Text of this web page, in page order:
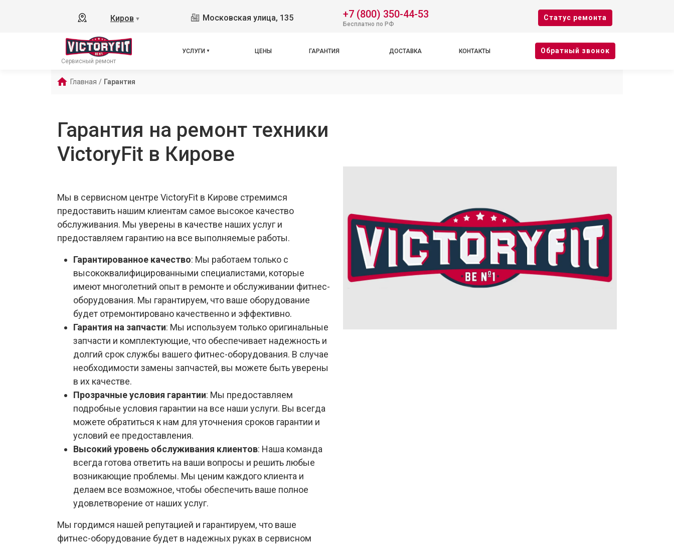
Киров ▼ Московская улица, 135 +7 (800) 350-44-53
Бесплатно по РФ
Cтатус ремонта
Сервисный ремонт
УСЛУГИ ЦЕНЫ ГАРАНТИЯ ДОСТАВКА КОНТАКТЫ Oбратный звонок
Главная / Гарантия
Гарантия на ремонт техники
VictoryFit в Кирове
Мы в сервисном центре VictoryFit в Кирове стремимся
предоставить нашим клиентам самое высокое качество
обслуживания. Мы уверены в качестве наших услуг и
предоставляем гарантию на все выполняемые работы.
Гарантированное качество: Мы работаем только с
высококвалифицированными специалистами, которые
имеют многолетний опыт в ремонте и обслуживании фитнес-
оборудования. Мы гарантируем, что ваше оборудование
будет отремонтировано качественно и эффективно.
Гарантия на запчасти: Мы используем только оригинальные
запчасти и комплектующие, что обеспечивает надежность и
долгий срок службы вашего фитнес-оборудования. В случае
необходимости замены запчастей, вы можете быть уверены
в их качестве.
Прозрачные условия гарантии: Мы предоставляем
подробные условия гарантии на все наши услуги. Вы всегда
можете обратиться к нам для уточнения сроков гарантии и
условий ее предоставления.
Высокий уровень обслуживания клиентов: Наша команда
всегда готова ответить на ваши вопросы и решить любые
возникающие проблемы. Мы ценим каждого клиента и
делаем все возможное, чтобы обеспечить ваше полное
удовлетворение от наших услуг.
Мы гордимся нашей репутацией и гарантируем, что ваше
фитнес-оборудование будет в надежных руках в сервисном